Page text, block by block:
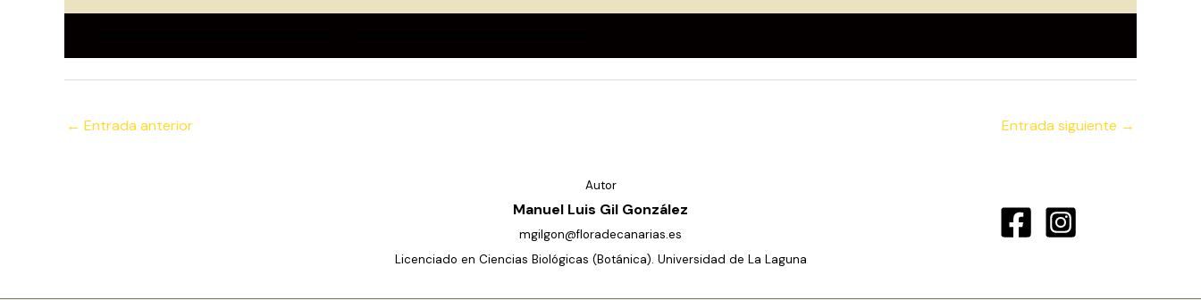
← Entrada anterior Entrada siguiente →
Autor
Manuel Luis Gil González
mgilgon@floradecanarias.es
Licenciado en Ciencias Biológicas (Botánica). Universidad de La Laguna